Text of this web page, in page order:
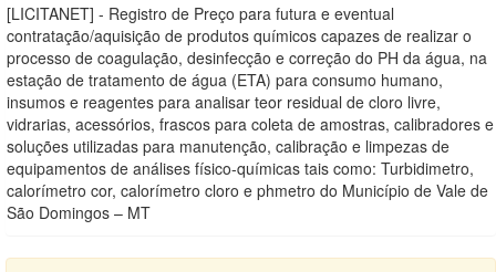
[LICITANET] - Registro de Preço para futura e eventual
contratação/aquisição de produtos químicos capazes de realizar o
processo de coagulação, desinfecção e correção do PH da água, na
estação de tratamento de água (ETA) para consumo humano,
insumos e reagentes para analisar teor residual de cloro livre,
vidrarias, acessórios, frascos para coleta de amostras, calibradores e
soluções utilizadas para manutenção, calibração e limpezas de
equipamentos de análises físico-químicas tais como: Turbidimetro,
calorímetro cor, calorímetro cloro e phmetro do Município de Vale de
São Domingos – MT